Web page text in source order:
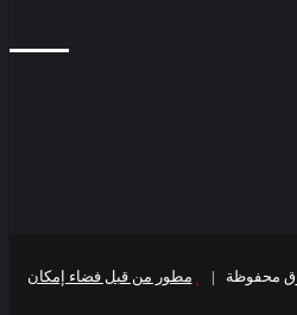
مطور من قبل فضاء إمكان